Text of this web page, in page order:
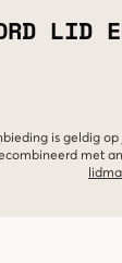
LID
is geldig
met